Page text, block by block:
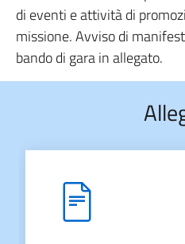
di eventi e attività di
missione. Avviso di
bando di gara in allegato.